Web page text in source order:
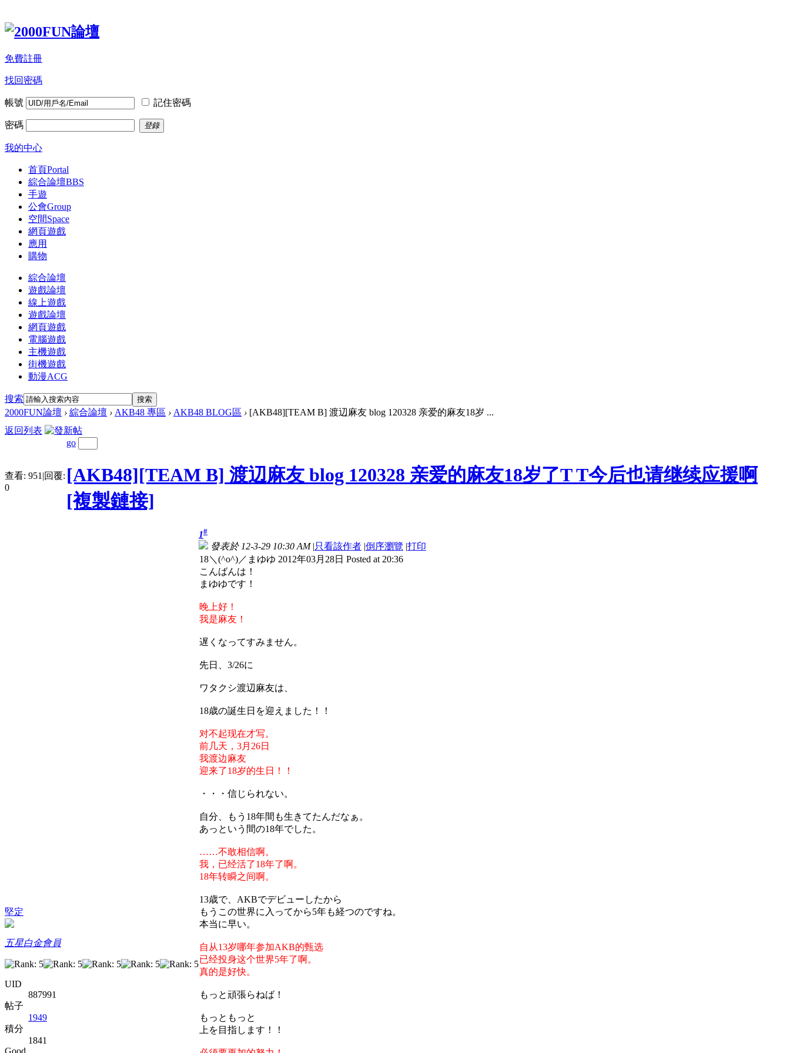
免費註冊
找回密碼
帳號 記住密碼
密碼 登錄
我的中心
首頁Portal
綜合論壇BBS
手遊
公會Group
空間Space
網頁遊戲
應用
購物
綜合論壇
遊戲論壇
線上遊戲
遊戲論壇
網頁遊戲
電腦遊戲
主機遊戲
街機遊戲
動漫ACG
搜索 搜索
2000FUN論壇 › 綜合論壇 › AKB48 專區 › AKB48 BLOG區 › [AKB48][TEAM B] 渡辺麻友 blog 120328 亲爱的麻友18岁 ...
返回列表
查看: 951 |回覆:
0
go
[AKB48][TEAM B] 渡辺麻友 blog 120328 亲爱的麻友18岁了T T今后也请继续应援啊
[複製鏈接]
堅定
五星白金會員
UID
887991
帖子
1949
積分
1841
1#
發表於 12-3-29 10:30 AM |只看該作者 |倒序瀏覽 |打印
18＼(^o^)／まゆゆ 2012年03月28日 Posted at 20:36
こんばんは！
まゆゆです！
晚上好！
我是麻友！
遅くなってすみません。
先日、3/26に
ワタクシ渡辺麻友は、
18歳の誕生日を迎えました！！
对不起现在才写。
前几天，3月26日
我渡边麻友
迎来了18岁的生日！！
・・・信じられない。
自分、もう18年間も生きてたんだなぁ。
あっという間の18年でした。
……不敢相信啊。
我，已经活了18年了啊。
18年转瞬之间啊。
13歳で、AKBでデビューしたから
もうこの世界に入ってから5年も経つのですね。
本当に早い。
自从13岁哪年参加AKB的甄选
已经投身这个世界5年了啊。
真的是好快。
もっと頑張らねば！
もっともっと
上を目指します！！